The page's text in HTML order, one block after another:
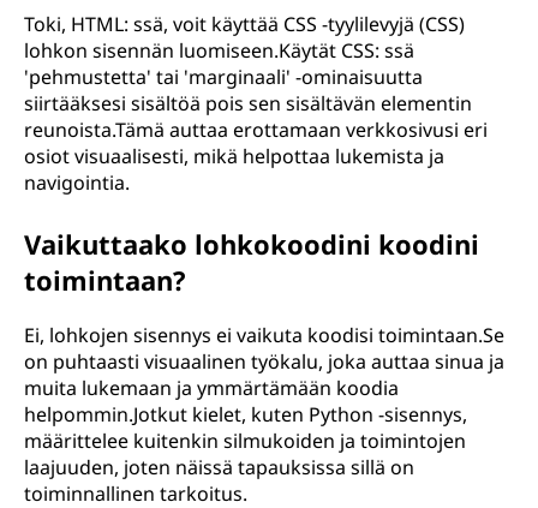
Toki, HTML: ssä, voit käyttää CSS -tyylilevyjä (CSS)
lohkon sisennän luomiseen.Käytät CSS: ssä
'pehmustetta' tai 'marginaali' -ominaisuutta
siirtääksesi sisältöä pois sen sisältävän elementin
reunoista.Tämä auttaa erottamaan verkkosivusi eri
osiot visuaalisesti, mikä helpottaa lukemista ja
navigointia.
Vaikuttaako lohkokoodini koodini
toimintaan?
Ei, lohkojen sisennys ei vaikuta koodisi toimintaan.Se
on puhtaasti visuaalinen työkalu, joka auttaa sinua ja
muita lukemaan ja ymmärtämään koodia
helpommin.Jotkut kielet, kuten Python -sisennys,
määrittelee kuitenkin silmukoiden ja toimintojen
laajuuden, joten näissä tapauksissa sillä on
toiminnallinen tarkoitus.